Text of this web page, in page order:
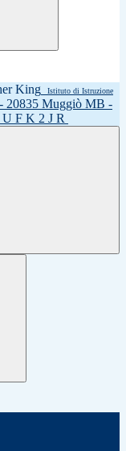
Istituto di Istruzione
20835 Muggiò MB -
F K 2 J R